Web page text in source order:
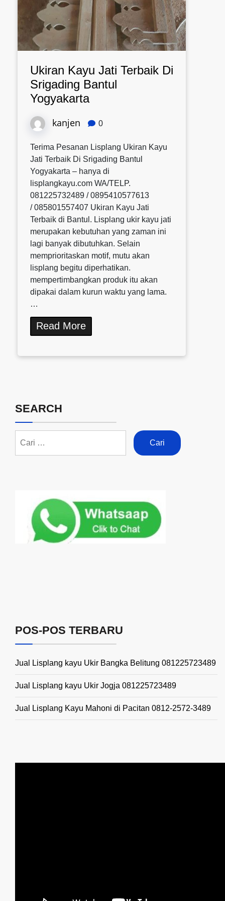
Ukiran Kayu Jati Terbaik Di
Srigading Bantul
Yogyakarta
kanjen 0
Terima Pesanan Lisplang Ukiran Kayu
Jati Terbaik Di Srigading Bantul
Yogyakarta – hanya di
lisplangkayu.com WA/TELP.
081225732489 / 0895410577613
/ 085801557407 Ukiran Kayu Jati
Terbaik di Bantul. Lisplang ukir kayu jati
merupakan kebutuhan yang zaman ini
lagi banyak dibutuhkan. Selain
memprioritaskan motif, mutu akan
lisplang begitu diperhatikan.
mempertimbangkan produk itu akan
dipakai dalam kurun waktu yang lama.
…
Read More
SEARCH
POS-POS TERBARU
Jual Lisplang kayu Ukir Bangka Belitung 081225723489
Jual Lisplang kayu Ukir Jogja 081225723489
Jual Lisplang Kayu Mahoni di Pacitan 0812-2572-3489